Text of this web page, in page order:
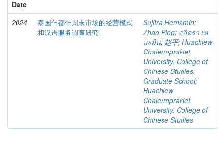
Date
2024
泰国乍都乍周末市场的经营模式
和汉语服务调查研究
Sujitra Hemamin;
Zhao Ping; สุจิตรา เห
มะมิน; 赵平; Huachiew
Chalermprakiet
University. College of
Chinese Studies.
Graduate School;
Huachiew
Chalermprakiet
University. College of
Chinese Studies